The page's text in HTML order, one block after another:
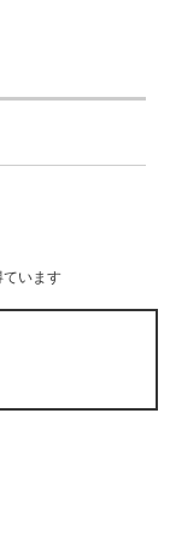
います